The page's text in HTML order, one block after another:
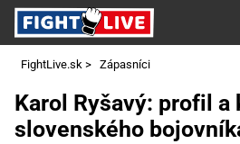
FightLive.sk > Zápasníci
Karol Ryšavý: profil a
slovenského